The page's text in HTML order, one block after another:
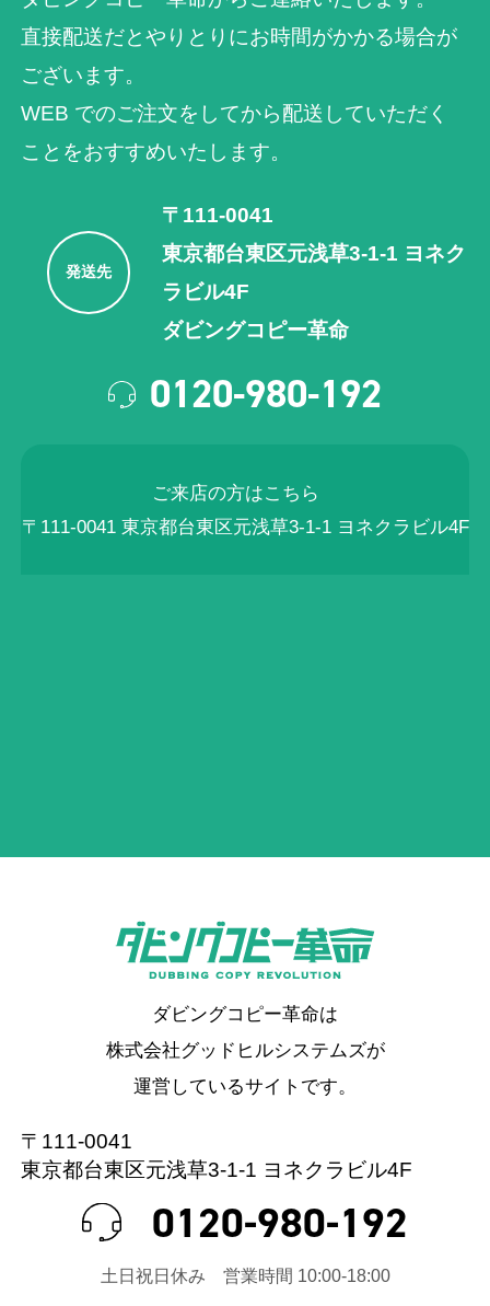
直接配送だとやりとりにお時間がかかる場合が
ございます。
WEB でのご注⽂をしてから配送していただく
ことをおすすめいたします。
発送先
〒111-0041
東京都台東区元浅草3-1-1 ヨネク
ラビル4F
ダビングコピー革命
0120-980-192
ご来店の方はこちら
〒111-0041 東京都台東区元浅草3-1-1 ヨネクラビル4F
ダビングコピー革命は
株式会社グッドヒルシステムズが
運営しているサイトです。
〒111-0041
東京都台東区元浅草3-1-1 ヨネクラビル4F
0120-980-192
⼟⽇祝⽇休み 営業時間 10:00-18:00